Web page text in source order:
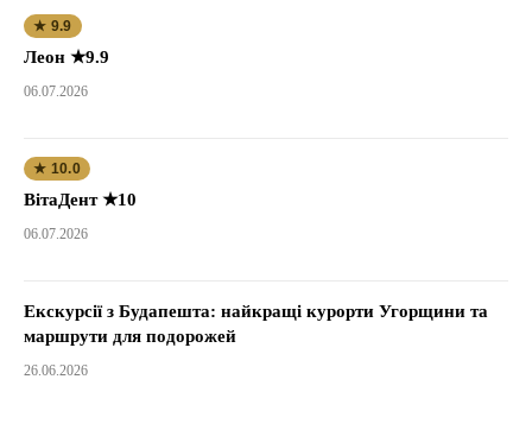
★ 9.9
Леон ★9.9
06.07.2026
★ 10.0
ВітаДент ★10
06.07.2026
Екскурсії з Будапешта: найкращі курорти Угорщини та
маршрути для подорожей
26.06.2026